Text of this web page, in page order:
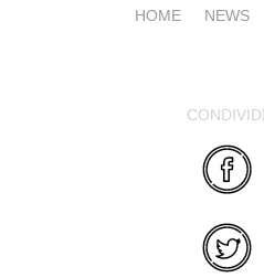
HOME NEWS
CONDIVIDI